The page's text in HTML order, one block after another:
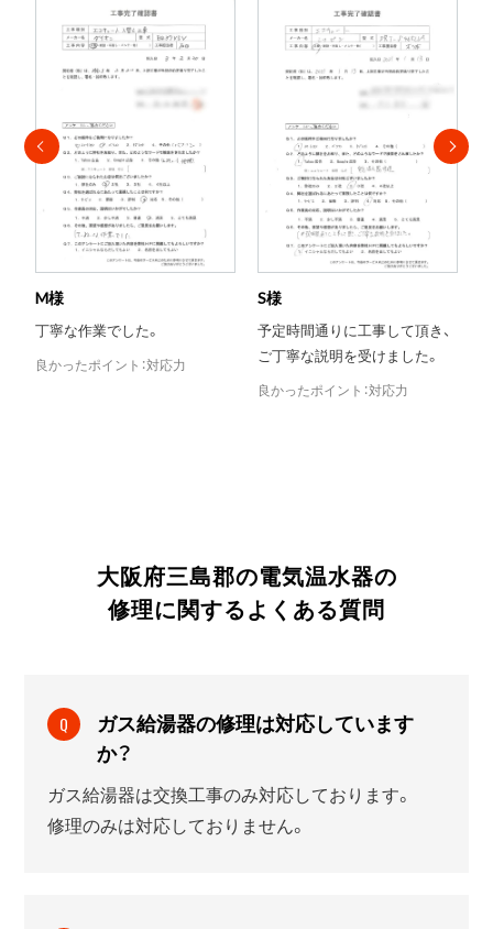
S様
予定時間通りに工事して頂き、
ご丁寧な説明を受けました。
当日対応がとても助かりまし
た。
良かったポイント：評判
大阪府三島郡の電気温水器の
修理に関するよくある質問
Q
ガス給湯器の修理は対応しています
か？
ガス給湯器は交換工事のみ対応しております。
修理のみは対応しておりません。